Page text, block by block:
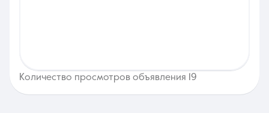
Количество просмотров объявления 19